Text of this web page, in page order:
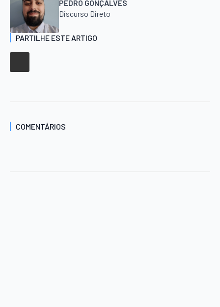
PEDRO GONÇALVES
Discurso Direto
PARTILHE ESTE ARTIGO
COMENTÁRIOS